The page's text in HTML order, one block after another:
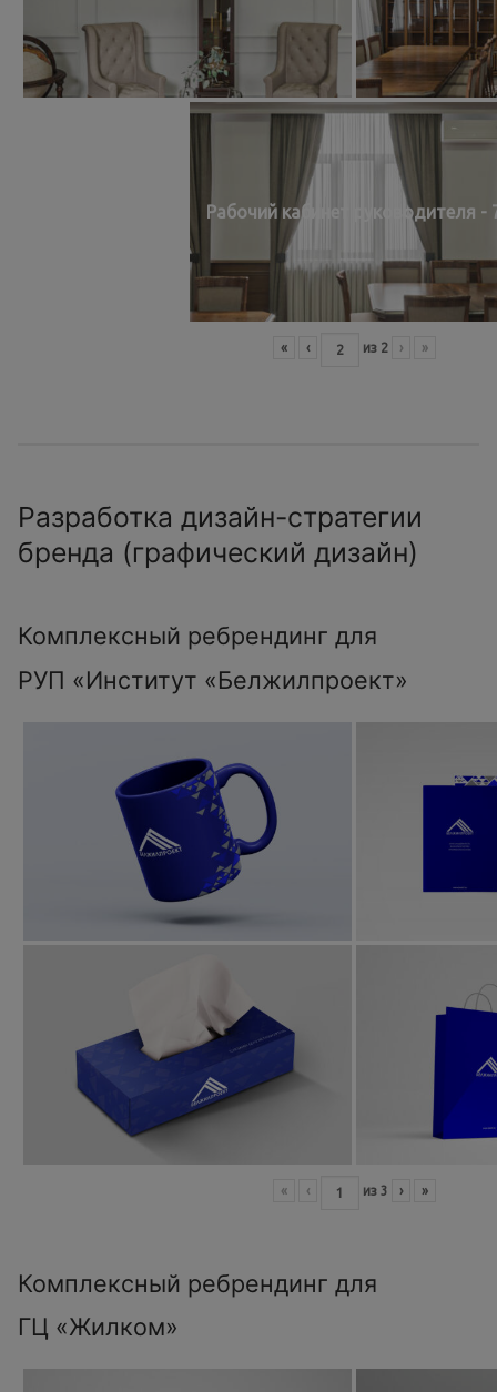
Рабочий кабинет руководителя -
« ‹ из 2 › »
Разработка дизайн-стратегии
бренда (графический дизайн)
Комплексный ребрендинг для
РУП «Институт «Белжилпроект»
« ‹ из 3 › »
Комплексный ребрендинг для
ГЦ «Жилком»